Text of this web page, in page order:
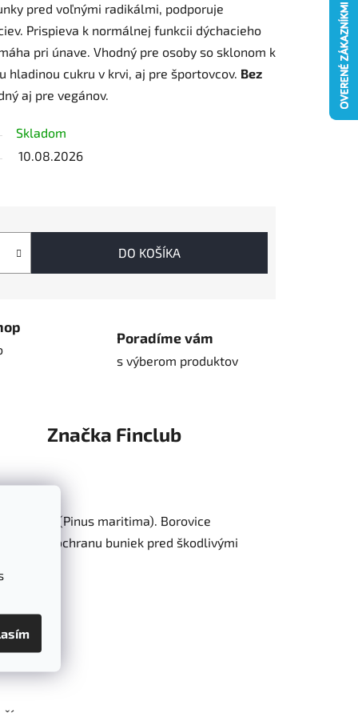
pred voľnými radikálmi, podporuje
Prispieva k normálnej funkcii dýchacieho
pri únave. Vhodný pre osoby so sklonom k
hladinou cukru v krvi, aj pre športovcov. Bez
aj pre vegánov.
Skladom
10.08.2026
DO KOŠÍKA
Poradíme vám
s výberom produktov
Značka Finclub
borovice (Pinus maritima). Borovice
pre ochranu buniek pred škodlivými